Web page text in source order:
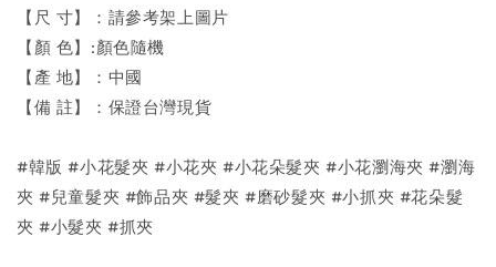
【尺 寸】：請參考架上圖片
【顏 色】:顏色隨機
【產 地】：中國
【備 註】：保證台灣現貨
#韓版 #小花髮夾 #小花夾 #小花朵髮夾 #小花瀏海夾 #瀏海
夾 #兒童髮夾 #飾品夾 #髮夾 #磨砂髮夾 #小抓夾 #花朵髮
夾 #小髮夾 #抓夾